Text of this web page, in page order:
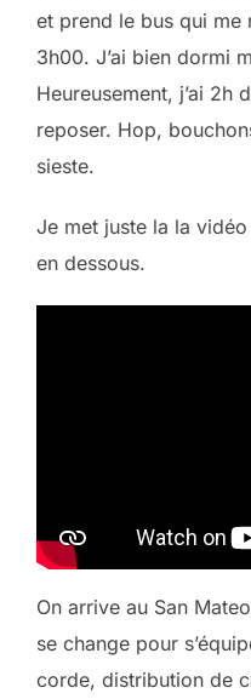
et prend le bus qui me
3h00. J’ai bien dormi
Heureusement, j’ai 2h
reposer. Hop,
sieste.
Je met juste la la
en dessous.
On arrive au San
se change pour
corde, distribution de